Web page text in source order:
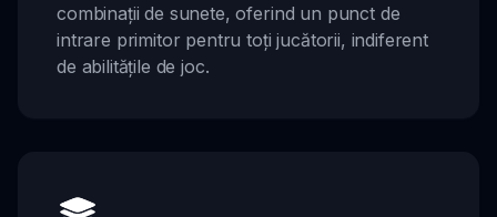
combinații de sunete, oferind un punct de
intrare primitor pentru toți jucătorii, indiferent
de abilitățile de joc.